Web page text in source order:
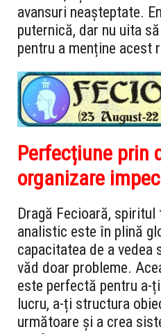
avansuri neașteptate.
puternică, dar nu uita
pentru a menține acest
Perfecțiune prin
organizare
Dragă Fecioară,
analistic este în plină
capacitatea de a
văd doar probleme.
este perfectă pentru a-
lucru, a-ți structura
următoare și a crea